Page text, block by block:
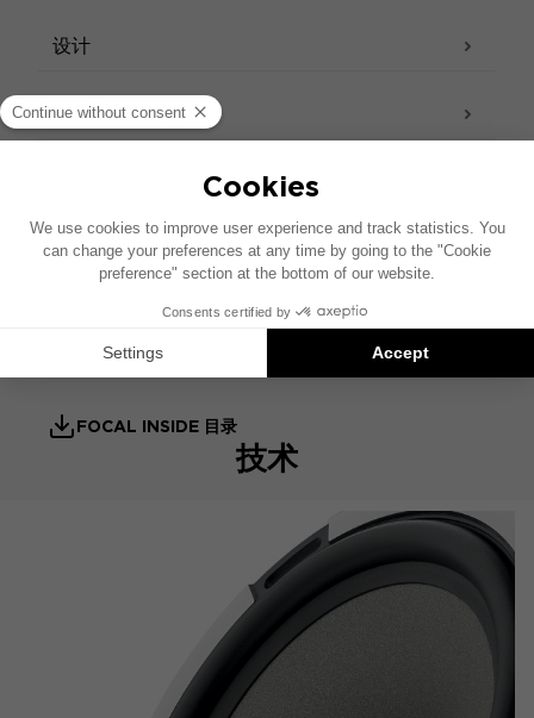
设计
声音 - 声学
用户手册
技术参数表 – 高音扬声器 技术参数表
FOCAL INSIDE 目录
技术